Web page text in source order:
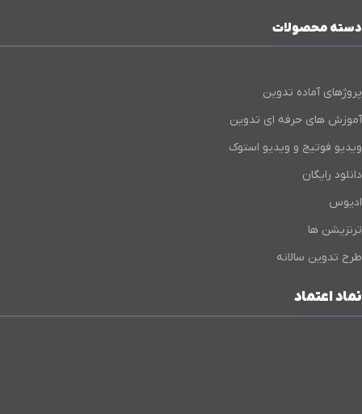
دسته محصولات
پروژهای آماده تدوین
آموزش های حرفه ای تدوین
ویدیو فوتیج و ویدیو استوک
دانلود رایگان
ادیوس
ترنزیشن ها
طرح تدوین سالانه
نماد اعتماد